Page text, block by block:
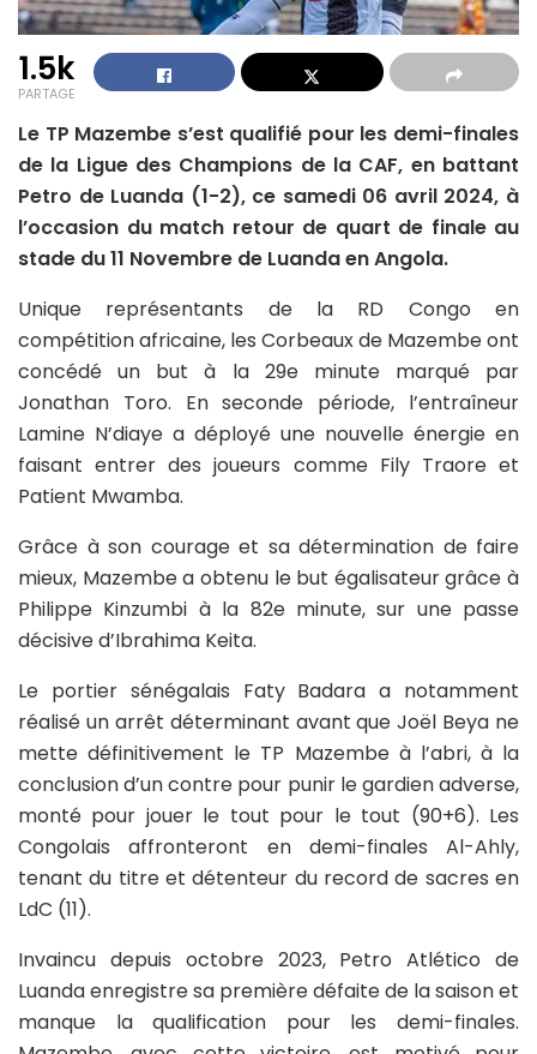
1.5k
PARTAGE
Le TP Mazembe s’est qualifié pour les demi-finales
de la Ligue des Champions de la CAF, en battant
Petro de Luanda (1-2), ce samedi 06 avril 2024, à
l’occasion du match retour de quart de finale au
stade du 11 Novembre de Luanda en Angola.
Unique représentants de la RD Congo en
compétition africaine, les Corbeaux de Mazembe ont
concédé un but à la 29e minute marqué par
Jonathan Toro. En seconde période, l’entraîneur
Lamine N’diaye a déployé une nouvelle énergie en
faisant entrer des joueurs comme Fily Traore et
Patient Mwamba.
Grâce à son courage et sa détermination de faire
mieux, Mazembe a obtenu le but égalisateur grâce à
Philippe Kinzumbi à la 82e minute, sur une passe
décisive d’Ibrahima Keita.
Le portier sénégalais Faty Badara a notamment
réalisé un arrêt déterminant avant que Joël Beya ne
mette définitivement le TP Mazembe à l’abri, à la
conclusion d’un contre pour punir le gardien adverse,
monté pour jouer le tout pour le tout (90+6). Les
Congolais affronteront en demi-finales Al-Ahly,
tenant du titre et détenteur du record de sacres en
LdC (11).
Invaincu depuis octobre 2023, Petro Atlético de
Luanda enregistre sa première défaite de la saison et
manque la qualification pour les demi-finales.